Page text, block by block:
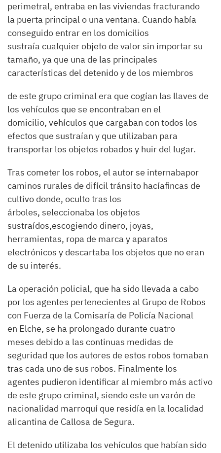
perimetral, entraba en las viviendas fracturando
la puerta principal o una ventana. Cuando había
conseguido entrar en los domicilios
sustraía cualquier objeto de valor sin importar su
tamaño, ya que una de las principales
características del detenido y de los miembros
de este grupo criminal era que cogían las llaves de
los vehículos que se encontraban en el
domicilio, vehículos que cargaban con todos los
efectos que sustraían y que utilizaban para
transportar los objetos robados y huir del lugar.
Tras cometer los robos, el autor se internabapor
caminos rurales de difícil tránsito hacíafincas de
cultivo donde, oculto tras los
árboles, seleccionaba los objetos
sustraídos,escogiendo dinero, joyas,
herramientas, ropa de marca y aparatos
electrónicos y descartaba los objetos que no eran
de su interés.
La operación policial, que ha sido llevada a cabo
por los agentes pertenecientes al Grupo de Robos
con Fuerza de la Comisaría de Policía Nacional
en Elche, se ha prolongado durante cuatro
meses debido a las continuas medidas de
seguridad que los autores de estos robos tomaban
tras cada uno de sus robos. Finalmente los
agentes pudieron identificar al miembro más activo
de este grupo criminal, siendo este un varón de
nacionalidad marroquí que residía en la localidad
alicantina de Callosa de Segura.
El detenido utilizaba los vehículos que habían sido